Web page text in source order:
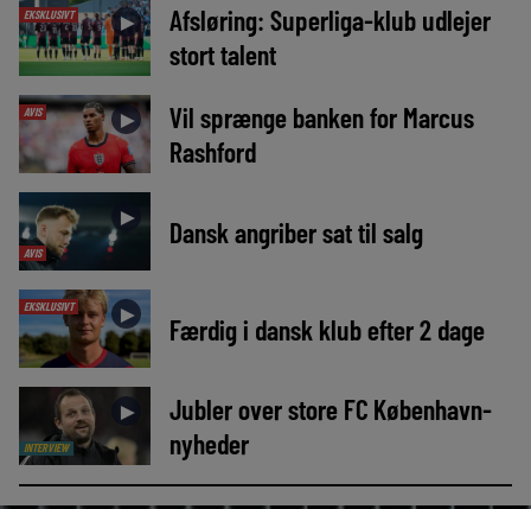
EKSKLUSIVT ►
Afsløring: Superliga-klub udlejer
stort talent
AVIS ►
Vil sprænge banken for Marcus
Rashford
AVIS
► Dansk angriber sat til salg
EKSKLUSIVT ► Færdig i dansk klub efter 2 dage
INTERVIEW
►
Jubler over store FC København-
nyheder